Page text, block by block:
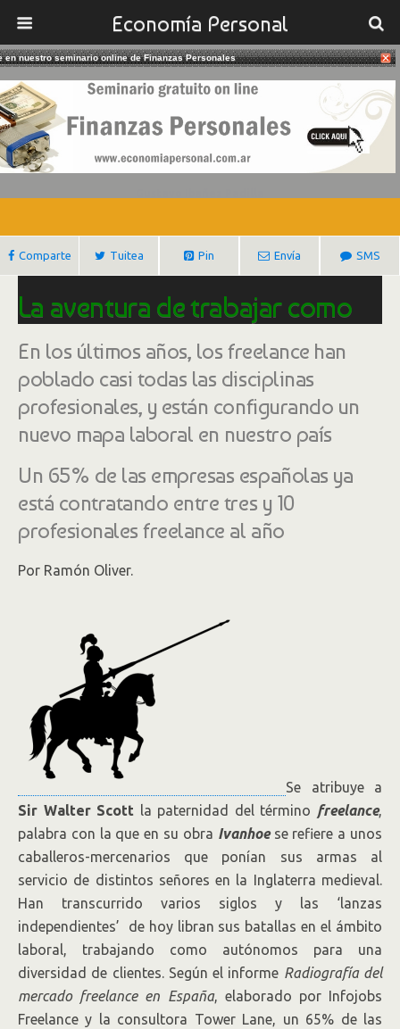
Economía Personal
05/11/2017
La Aventura De Trabajar Como
Freelance
Comparte Tuitea Pin Envía SMS
La aventura de trabajar como
freelance
En los últimos años, los freelance han
poblado casi todas las disciplinas
profesionales, y están configurando un
nuevo mapa laboral en nuestro país
Un 65% de las empresas españolas ya
está contratando entre tres y 10
profesionales freelance al año
Por Ramón Oliver.
Se atribuye a
Sir Walter Scott la paternidad del término freelance,
palabra con la que en su obra Ivanhoe se refiere a unos
caballeros-mercenarios que ponían sus armas al
servicio de distintos señores en la Inglaterra medieval.
Han transcurrido varios siglos y las ‘lanzas
independientes’ de hoy libran sus batallas en el ámbito
laboral, trabajando como autónomos para una
diversidad de clientes. Según el informe Radiografía del
mercado freelance en España, elaborado por Infojobs
Freelance y la consultora Tower Lane, un 65% de las
en nuestro seminario online de Finanzas Personales